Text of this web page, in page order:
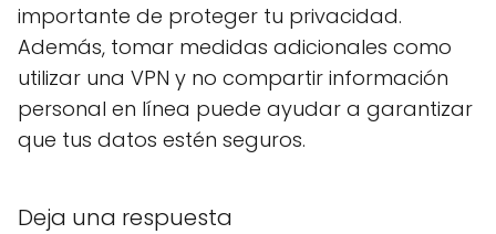
importante de proteger tu privacidad.
Además, tomar medidas adicionales como
utilizar una VPN y no compartir información
personal en línea puede ayudar a garantizar
que tus datos estén seguros.
Deja una respuesta